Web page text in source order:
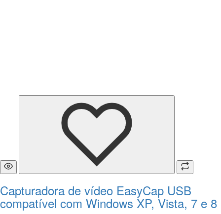
Capturadora de vídeo EasyCap USB
compatível com Windows XP, Vista, 7 e 8